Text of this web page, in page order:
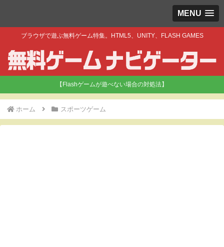
MENU
ブラウザで遊ぶ無料ゲーム特集。HTML5、UNITY、FLASH GAMES
【Flashゲームが遊べない場合の対処法】
ホーム スポーツゲーム